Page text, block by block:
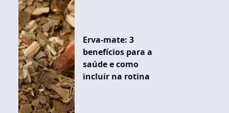
Erva-mate: 3
benefícios para a
saúde e como
incluir na rotina